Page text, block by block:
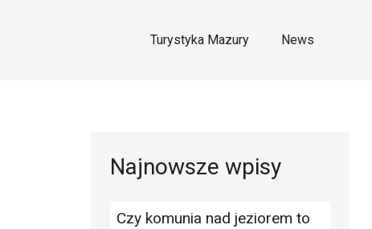
Turystyka Mazury News
Najnowsze wpisy
Czy komunia nad jeziorem to